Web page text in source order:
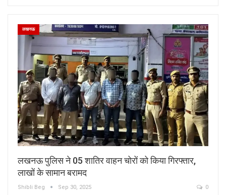
लखनऊ
लखनऊ पुलिस ने 05 शातिर वाहन चोरों को किया गिरफ्तार,
लाखों के सामान बरामद
Shibli Beg Sep 30, 2025 0